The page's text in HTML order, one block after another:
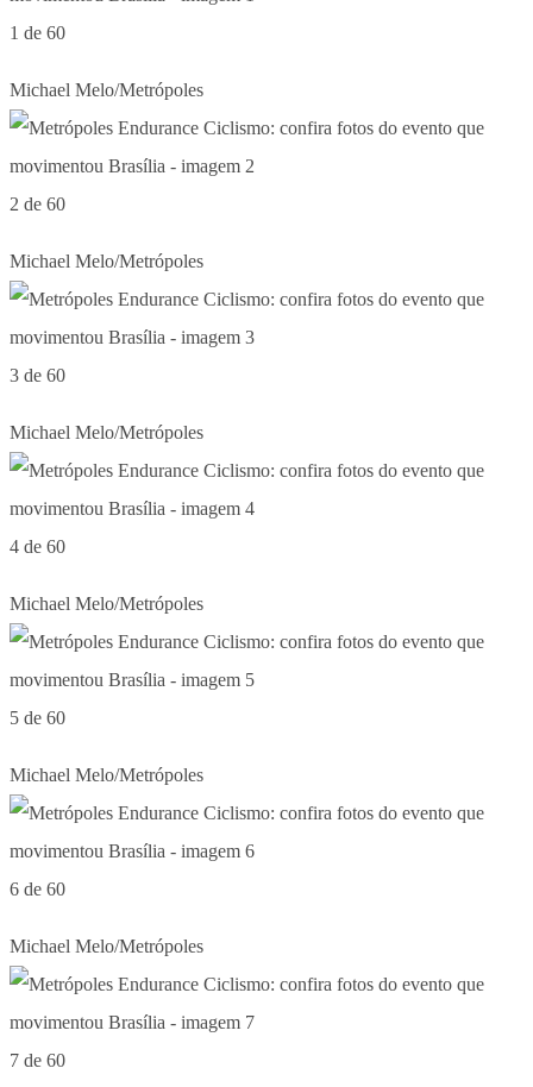
1 de 60
Michael Melo/Metrópoles
2 de 60
Michael Melo/Metrópoles
3 de 60
Michael Melo/Metrópoles
4 de 60
Michael Melo/Metrópoles
5 de 60
Michael Melo/Metrópoles
6 de 60
Michael Melo/Metrópoles
7 de 60